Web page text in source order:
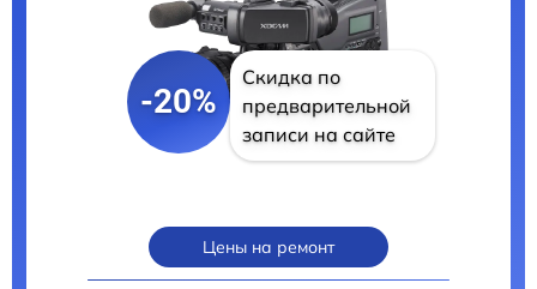
-20%
Скидка по
предварительной
записи на сайте
Цены на ремонт